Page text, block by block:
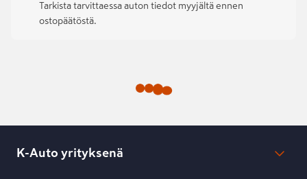
Tarkista tarvittaessa auton tiedot myyjältä ennen
ostopäätöstä.
K-Auto yrityksenä